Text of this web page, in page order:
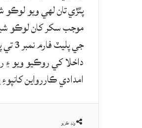
پٽڙي تان لهي ويو
موجب سکر کان لوڪو
داخلا کي روڪيو ويو ۽
امدادي ڪاررواين کانپوءِ پٽڙي تي چاڙهي
ونڊ ڪريو